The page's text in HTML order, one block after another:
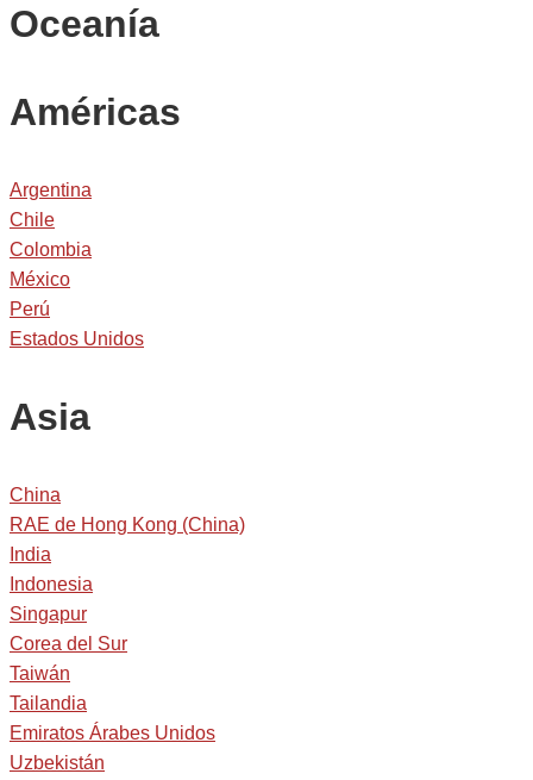
Oceanía
Américas
Argentina
Chile
Colombia
México
Perú
Estados Unidos
Asia
China
RAE de Hong Kong (China)
India
Indonesia
Singapur
Corea del Sur
Taiwán
Tailandia
Emiratos Árabes Unidos
Uzbekistán